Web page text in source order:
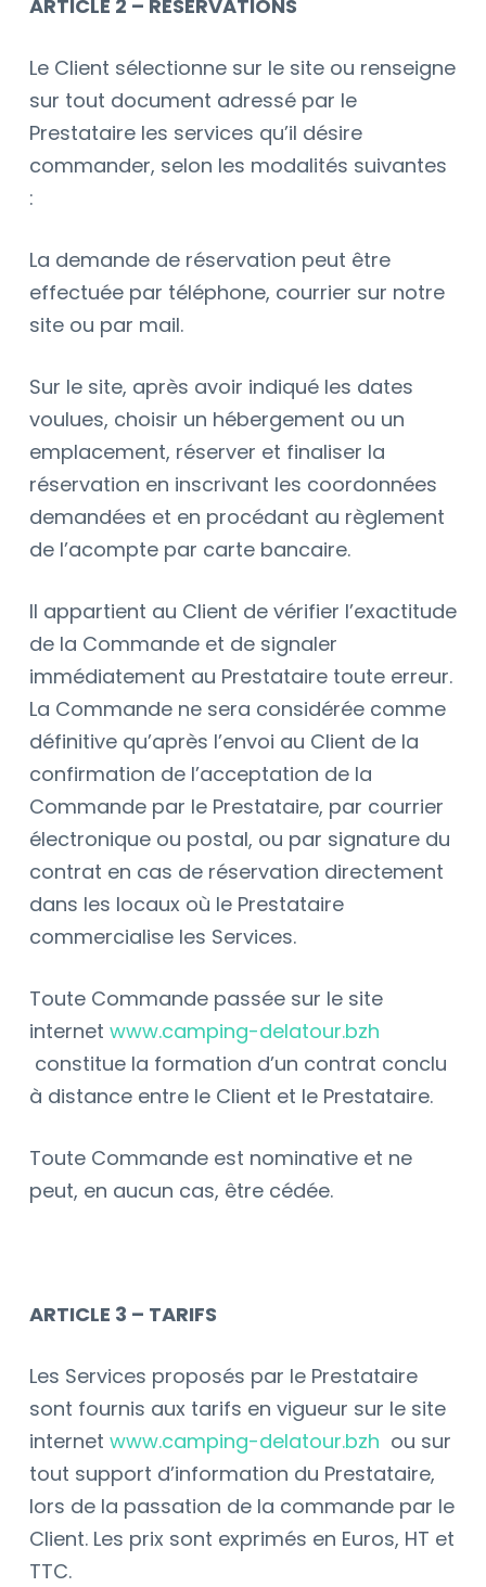
ARTICLE 2 – RÉSERVATIONS
Le Client sélectionne sur le site ou renseigne
sur tout document adressé par le
Prestataire les services qu’il désire
commander, selon les modalités suivantes
:
La demande de réservation peut être
effectuée par téléphone, courrier sur notre
site ou par mail.
Sur le site, après avoir indiqué les dates
voulues, choisir un hébergement ou un
emplacement, réserver et finaliser la
réservation en inscrivant les coordonnées
demandées et en procédant au règlement
de l’acompte par carte bancaire.
Il appartient au Client de vérifier l’exactitude
de la Commande et de signaler
immédiatement au Prestataire toute erreur.
La Commande ne sera considérée comme
définitive qu’après l’envoi au Client de la
confirmation de l’acceptation de la
Commande par le Prestataire, par courrier
électronique ou postal, ou par signature du
contrat en cas de réservation directement
dans les locaux où le Prestataire
commercialise les Services.
Toute Commande passée sur le site
internet www.camping-delatour.bzh
constitue la formation d’un contrat conclu
à distance entre le Client et le Prestataire.
Toute Commande est nominative et ne
peut, en aucun cas, être cédée.
ARTICLE 3 – TARIFS
Les Services proposés par le Prestataire
sont fournis aux tarifs en vigueur sur le site
internet www.camping-delatour.bzh ou sur
tout support d’information du Prestataire,
lors de la passation de la commande par le
Client. Les prix sont exprimés en Euros, HT et
TTC.